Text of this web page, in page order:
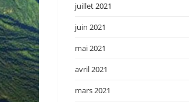
juillet 2021
juin 2021
mai 2021
avril 2021
mars 2021